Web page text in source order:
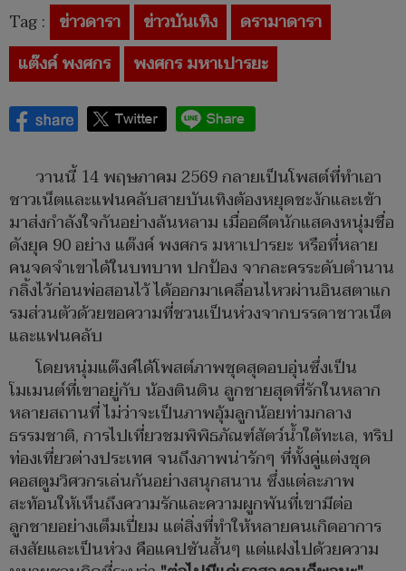
Tag : ข่าวดารา ข่าวบันเทิง
ดรามาดารา
แต๊งค์ พงศกร
พงศกร มหาเปารยะ
วานนี้ 14 พฤษภาคม 2569 กลายเป็นโพสต์ที่ทำเอา
ชาวเน็ตและแฟนคลับสายบันเทิงต้องหยุดชะงักและเข้า
มาส่งกำลังใจกันอย่างล้นหลาม เมื่ออดีตนักแสดงหนุ่มชื่อ
ดังยุค 90 อย่าง แต๊งค์ พงศกร มหาเปารยะ หรือที่หลาย
คนจดจำเขาได้ในบทบาท ปกป้อง จากละครระดับตำนาน
กลิ้งไว้ก่อนพ่อสอนไว้ ได้ออกมาเคลื่อนไหวผ่านอินสตาแก
รมส่วนตัวด้วยขอความที่ชวนเป็นห่วงจากบรรดาชาวเน็ต
และแฟนคลับ
โดยหนุ่มแต๊งค์ได้โพสต์ภาพชุดสุดอบอุ่นซึ่งเป็น
โมเมนต์ที่เขาอยู่กับ น้องตินติน ลูกชายสุดที่รักในหลาก
หลายสถานที่ ไม่ว่าจะเป็นภาพอุ้มลูกน้อยท่ามกลาง
ธรรมชาติ, การไปเที่ยวชมพิพิธภัณฑ์สัตว์น้ำใต้ทะเล, ทริป
ท่องเที่ยวต่างประเทศ จนถึงภาพน่ารักๆ ที่ทั้งคู่แต่งชุด
คอสตูมวิศวกรเล่นกันอย่างสนุกสนาน ซึ่งแต่ละภาพ
สะท้อนให้เห็นถึงความรักและความผูกพันที่เขามีต่อ
ลูกชายอย่างเต็มเปี่ยม แต่สิ่งที่ทำให้หลายคนเกิดอาการ
สงสัยและเป็นห่วง คือแคปชันสั้นๆ แต่แฝงไปด้วยความ